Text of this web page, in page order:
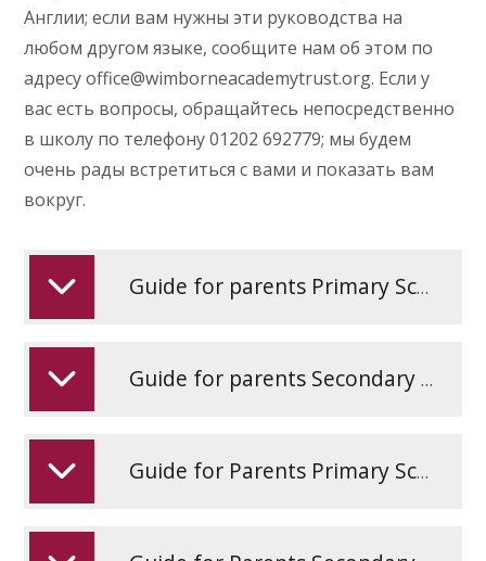
Англии; если вам нужны эти руководства на
любом другом языке, сообщите нам об этом по
адресу office@wimborneacademytrust.org. Если у
вас есть вопросы, обращайтесь непосредственно
в школу по телефону 01202 692779; мы будем
очень рады встретиться с вами и показать вам
вокруг.
Guide for parents Primary Schools - English EAL
Guide for parents Secondary Schools - English EAL
Guide for Parents Primary Schools - Ukraine